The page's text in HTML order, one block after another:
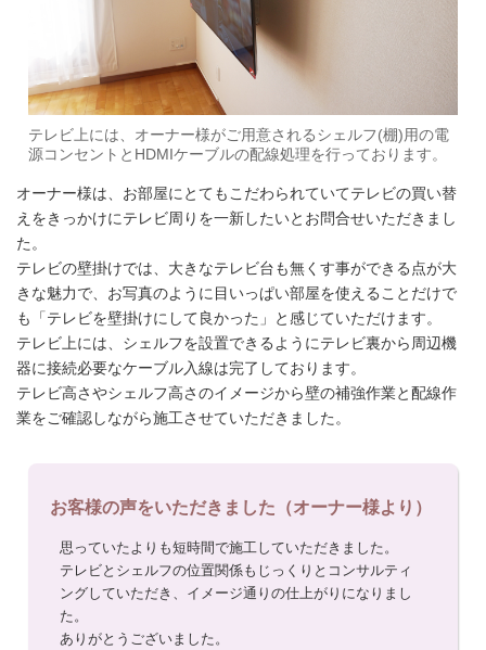
テレビ上には、オーナー様がご用意されるシェルフ(棚)用の電
源コンセントとHDMIケーブルの配線処理を行っております。
オーナー様は、お部屋にとてもこだわられていてテレビの買い替
えをきっかけにテレビ周りを一新したいとお問合せいただきまし
た。
テレビの壁掛けでは、大きなテレビ台も無くす事ができる点が大
きな魅力で、お写真のように目いっぱい部屋を使えることだけで
も「テレビを壁掛けにして良かった」と感じていただけます。
テレビ上には、シェルフを設置できるようにテレビ裏から周辺機
器に接続必要なケーブル入線は完了しております。
テレビ高さやシェルフ高さのイメージから壁の補強作業と配線作
業をご確認しながら施工させていただきました。
お客様の声をいただきました（オーナー様より）
思っていたよりも短時間で施工していただきました。
テレビとシェルフの位置関係もじっくりとコンサルティ
ングしていただき、イメージ通りの仕上がりになりまし
た。
ありがとうございました。